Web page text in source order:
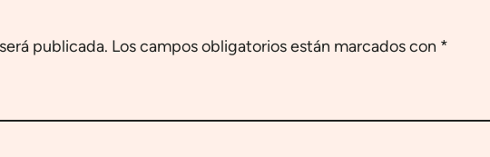
publicada. Los campos obligatorios están marcados con *